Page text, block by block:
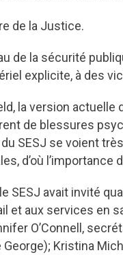
de la Justice.
de la sécurité
explicite, à des
la version
de blessures
SESJ se voient
d’où
SESJ avait invité
et aux services en
O’Connell,
Kristina